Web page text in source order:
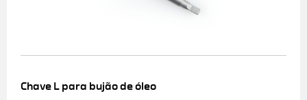
Chave L para bujão de óleo